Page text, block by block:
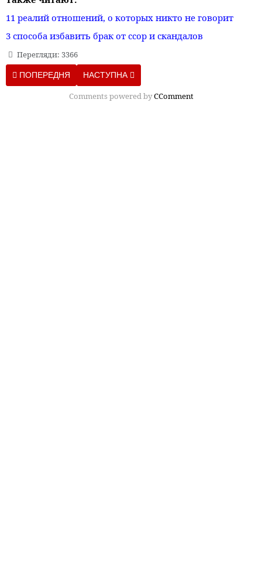
11 реалий отношений, о которых никто не говорит
3 способа избавить брак от ссор и скандалов
Перегляди: 3366
ПОПЕРЕДНЯ СТАТТЯ: 25 ПСИХОЛОГИЧЕСКИХ ПРИЕМОВ,
ПОПЕРЕДНЯ НАСТУПНА СТАТТЯ: 9 ТИПОВ БОЛИ
НАСТУПНА
Comments powered byCComment